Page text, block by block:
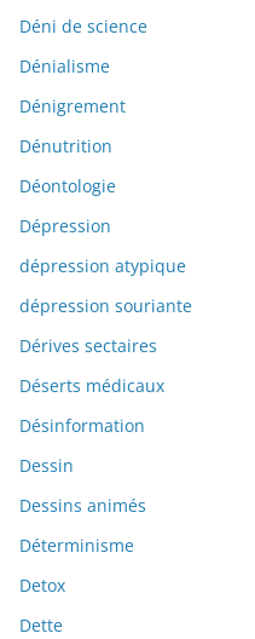
Déni de science
Dénialisme
Dénigrement
Dénutrition
Déontologie
Dépression
dépression atypique
dépression souriante
Dérives sectaires
Déserts médicaux
Désinformation
Dessin
Dessins animés
Déterminisme
Detox
Dette